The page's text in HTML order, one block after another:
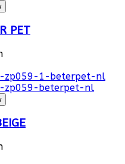
PET